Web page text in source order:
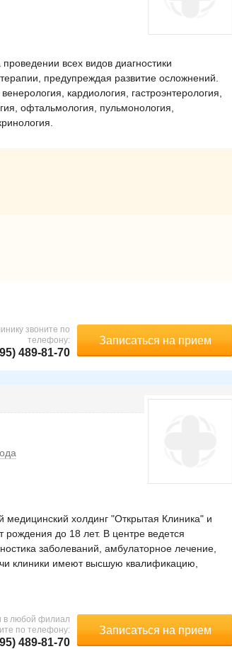
всех видов диагностики
предупреждая развитие осложнений.
кардиология, гастроэнтерология,
офтальмология, пульмонология,
Записаться на прием
звоните по
телефону:
489-81-70
медицинский холдинг "Открытая Клиника" и
до 18 лет. В центре ведется
заболеваний, амбулаторное лечение,
клиники имеют высшую квалификацию,
Записаться на прием
в любой филиал
по телефону:
489-81-70